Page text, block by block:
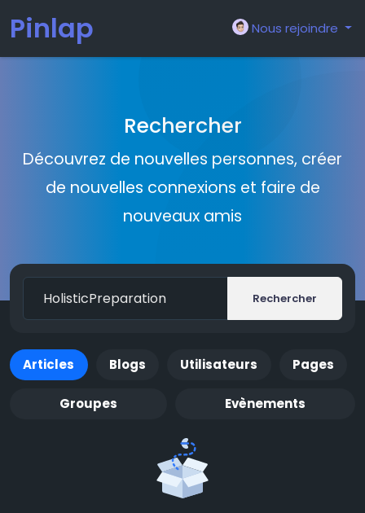
Pinlap Nous rejoindre
Rechercher
Découvrez de nouvelles personnes, créer
de nouvelles connexions et faire de
nouveaux amis
Rechercher
Articles Blogs Utilisateurs Pages
Groupes Evènements